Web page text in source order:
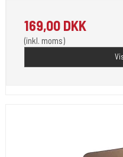
169,00 DKK
(inkl. moms)